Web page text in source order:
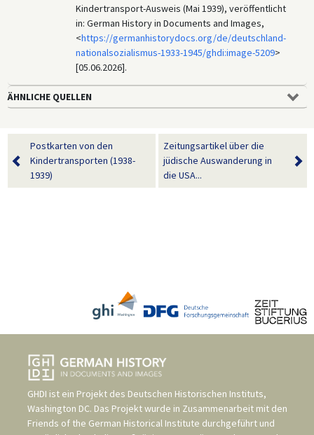
Kindertransport-Ausweis (Mai 1939), veröffentlicht
in: German History in Documents and Images,
<https://germanhistorydocs.org/de/deutschland-
nationalsozialismus-1933-1945/ghdi:image-5209>
[05.06.2026].
ÄHNLICHE QUELLEN
Postkarten von den
Kindertransporten (1938-
1939)
Zeitungsartikel über die
jüdische Auswanderung in
die USA...
GHDI ist ein Projekt des Deutschen Historischen Instituts,
Washington DC. Das Projekt wurde in Zusammenarbeit mit den
Friends of the German Historical Institute durchgeführt und